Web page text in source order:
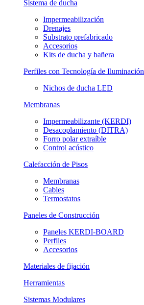
Sistema de ducha
Impermeabilización
Drenajes
Substrato prefabricado
Accesorios
Kits de ducha y bañera
Perfiles con Tecnología de Iluminación
Nichos de ducha LED
Membranas
Impermeabilizante (KERDI)
Desacoplamiento (DITRA)
Forro polar extraíble
Control acústico
Calefacción de Pisos
Membranas
Cables
Termostatos
Paneles de Construcción
Paneles KERDI-BOARD
Perfiles
Accesorios
Materiales de fijación
Herramientas
Sistemas Modulares